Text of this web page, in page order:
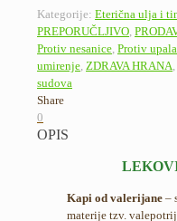
Kategorije: Eterična ulja i
PREPORUČLJIVO
Protiv nesanice Protiv upala
umirenje ZDRAVA HRANA
sudova
Share
0
OPIS
Kapi od valerijane –
materije tzv.